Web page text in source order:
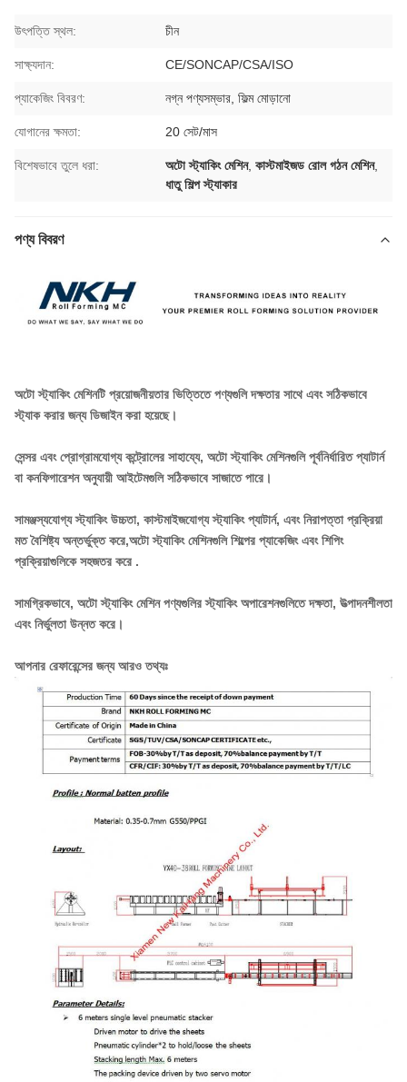
উৎপত্তি স্থল: চীন
সাক্ষ্যদান: CE/SONCAP/CSA/ISO
প্যাকেজিং বিবরণ: নগ্ন পণ্যসম্ভার, ফিল্ম মোড়ানো
যোগানের ক্ষমতা: 20 সেট/মাস
বিশেষভাবে তুলে ধরা: অটো স্ট্যাকিং মেশিন,কাস্টমাইজড রোল গঠন মেশিন,
ধাতু শিল্প স্ট্যাকার
পণ্য বিবরণ
অটো স্ট্যাকিং মেশিনটি প্রয়োজনীয়তার ভিত্তিতে পণ্যগুলি দক্ষতার সাথে এবং সঠিকভাবে
স্ট্যাক করার জন্য ডিজাইন করা হয়েছে।
সেন্সর এবং প্রোগ্রামযোগ্য কন্ট্রোলের সাহায্যে, অটো স্ট্যাকিং মেশিনগুলি পূর্বনির্ধারিত প্যাটার্ন
বা কনফিগারেশন অনুযায়ী আইটেমগুলি সঠিকভাবে সাজাতে পারে।
সামঞ্জস্যযোগ্য স্ট্যাকিং উচ্চতা, কাস্টমাইজযোগ্য স্ট্যাকিং প্যাটার্ন, এবং নিরাপত্তা প্রক্রিয়া
মত বৈশিষ্ট্য অন্তর্ভুক্ত করে,অটো স্ট্যাকিং মেশিনগুলি শিল্পের প্যাকেজিং এবং শিপিং
প্রক্রিয়াগুলিকে সহজতর করে .
সামগ্রিকভাবে, অটো স্ট্যাকিং মেশিন পণ্যগুলির স্ট্যাকিং অপারেশনগুলিতে দক্ষতা, উত্পাদনশীলতা
এবং নির্ভুলতা উন্নত করে।
আপনার রেফারেন্সের জন্য আরও তথ্যঃ